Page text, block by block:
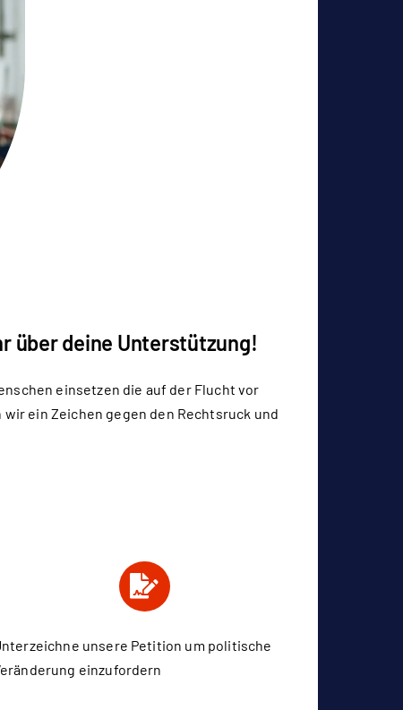
über deine Unterstützung!
einsetzen die auf der Flucht vor
ein Zeichen gegen den Rechtsruck und
unsere Petition um politische
einzufordern